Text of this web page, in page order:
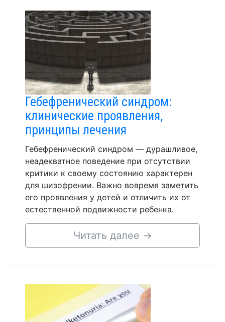
Гебефренический синдром:
клинические проявления,
принципы лечения
Гебефренический синдром — дурашливое,
неадекватное поведение при отсутствии
критики к своему состоянию характерен
для шизофрении. Важно вовремя заметить
его проявления у детей и отличить их от
естественной подвижности ребенка.
Читать далее →